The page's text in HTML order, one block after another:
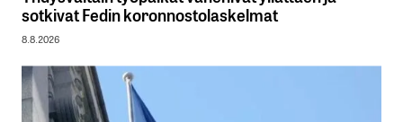
sotkivat Fedin koronnostolaskelmat
8.8.2026